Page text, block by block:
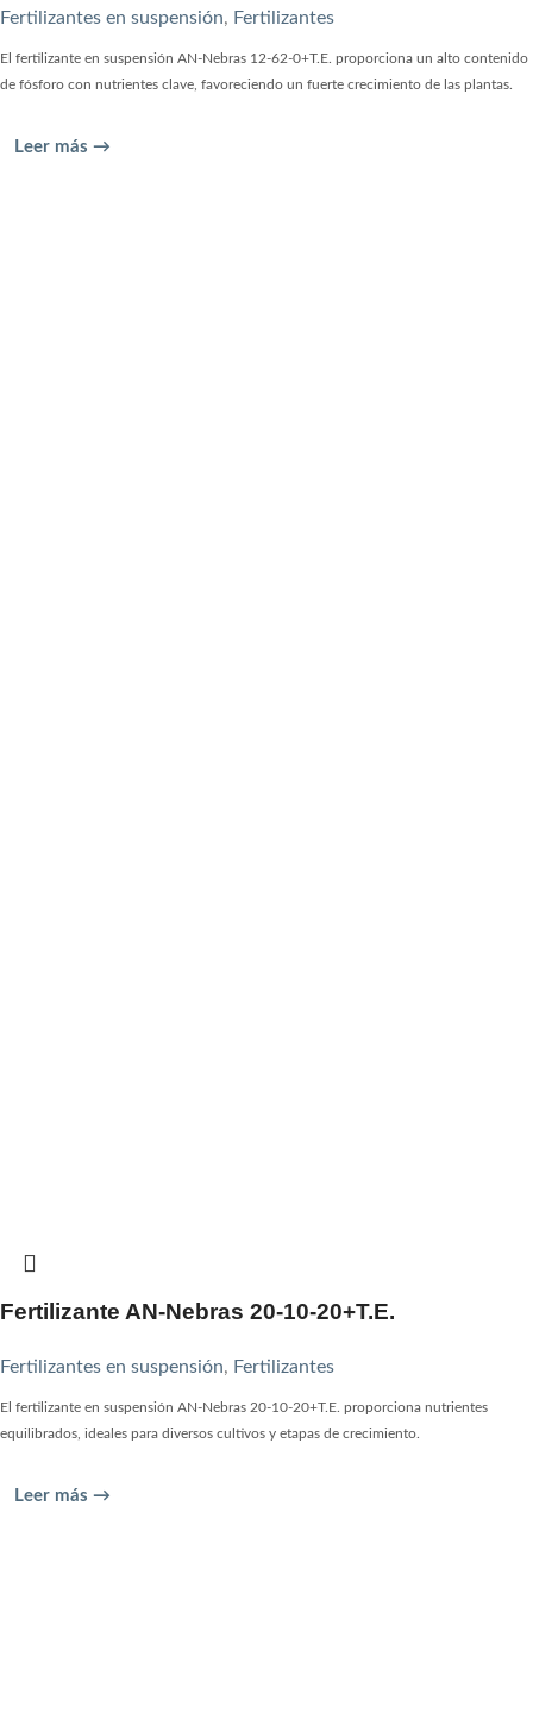
Fertilizantes en suspensión, Fertilizantes
El fertilizante en suspensión AN-Nebras 12-62-0+T.E. proporciona un alto contenido
de fósforo con nutrientes clave, favoreciendo un fuerte crecimiento de las plantas.
Leer más →
Fertilizante AN-Nebras 20-10-20+T.E.
Fertilizantes en suspensión, Fertilizantes
El fertilizante en suspensión AN-Nebras 20-10-20+T.E. proporciona nutrientes
equilibrados, ideales para diversos cultivos y etapas de crecimiento.
Leer más →